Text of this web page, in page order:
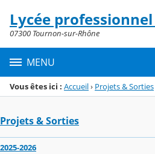
Menu de la rubrique
Contenu
Lycée
07300 Tournon-sur-Rhône
MENU
Vous êtes ici : Accueil› Projets & Sorties
Projets & Sorties
2025-2026